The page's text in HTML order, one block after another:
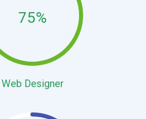
75%
Web Designer